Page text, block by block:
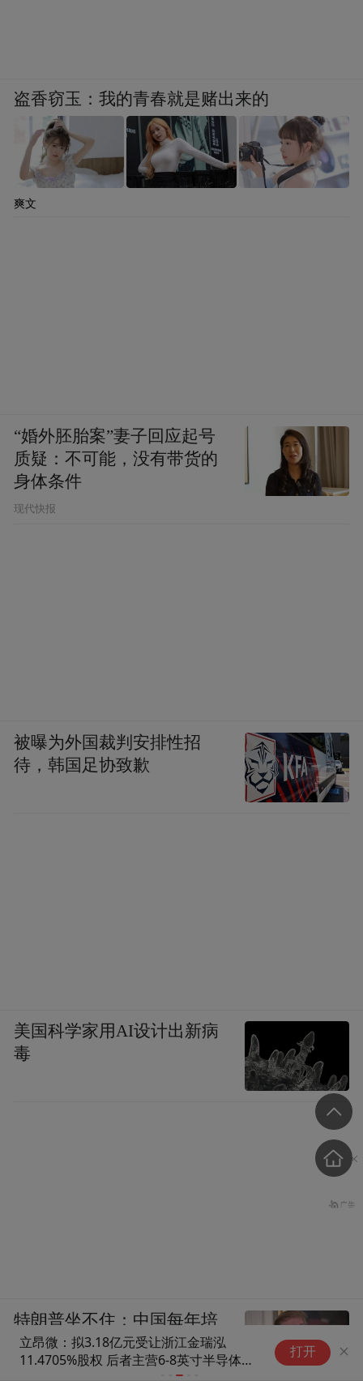
立昂微：拟3.18亿元受让浙江金瑞泓
11.4705%股权 后者主营6-8英寸半导体硅
打开
盗香窃玉：我的青春就是赌出来的
爽文
“婚外胚胎案”妻子回应起号
质疑：不可能，没有带货的
身体条件
现代快报
被曝为外国裁判安排性招
待，韩国足协致歉
美国科学家用AI设计出新病
毒
特朗普坐不住：中国每年培
养3000人，咱们才170人